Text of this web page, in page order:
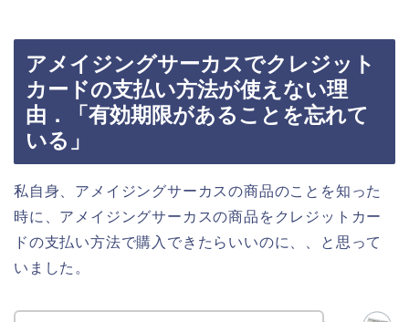
アメイジングサーカスでクレジット
カードの支払い方法が使えない理
由．「有効期限があることを忘れて
いる」
私自身、アメイジングサーカスの商品のことを知った
時に、アメイジングサーカスの商品をクレジットカー
ドの支払い方法で購入できたらいいのに、、と思って
いました。